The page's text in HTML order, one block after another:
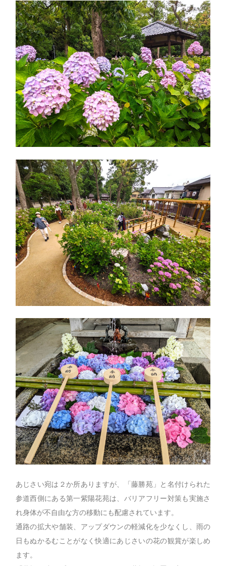
あじさい宛は２か所ありますが、「藤勝苑」と名付けられた
参道西側にある第一紫陽花苑は、バリアフリー対策も実施さ
れ身体が不自由な方の移動にも配慮されています。
通路の拡大や舗装、アップダウンの軽減化を少なくし、雨の
日もぬかるむことがなく快適にあじさいの花の観賞が楽しめ
ます。